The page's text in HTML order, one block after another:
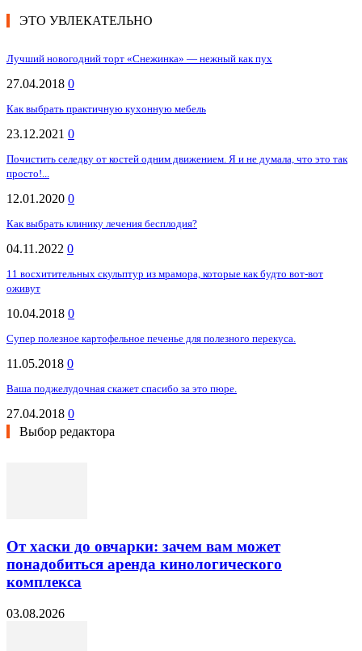
ЭТО УВЛЕКАТЕЛЬНО
Лучший новогодний торт «Снежинка» — нежный как пух
27.04.2018 0
Как выбрать практичную кухонную мебель
23.12.2021 0
Почистить селедку от костей одним движением. Я и не думала, что это так
просто!...
12.01.2020 0
Как выбрать клинику лечения бесплодия?
04.11.2022 0
11 восхитительных скульптур из мрамора, которые как будто вот-вот
оживут
10.04.2018 0
Супер полезное картофельное печенье для полезного перекуса.
11.05.2018 0
Ваша поджелудочная скажет спасибо за это пюре.
27.04.2018 0
Выбор редактора
От хаски до овчарки: зачем вам может
понадобиться аренда кинологического
комплекса
03.08.2026